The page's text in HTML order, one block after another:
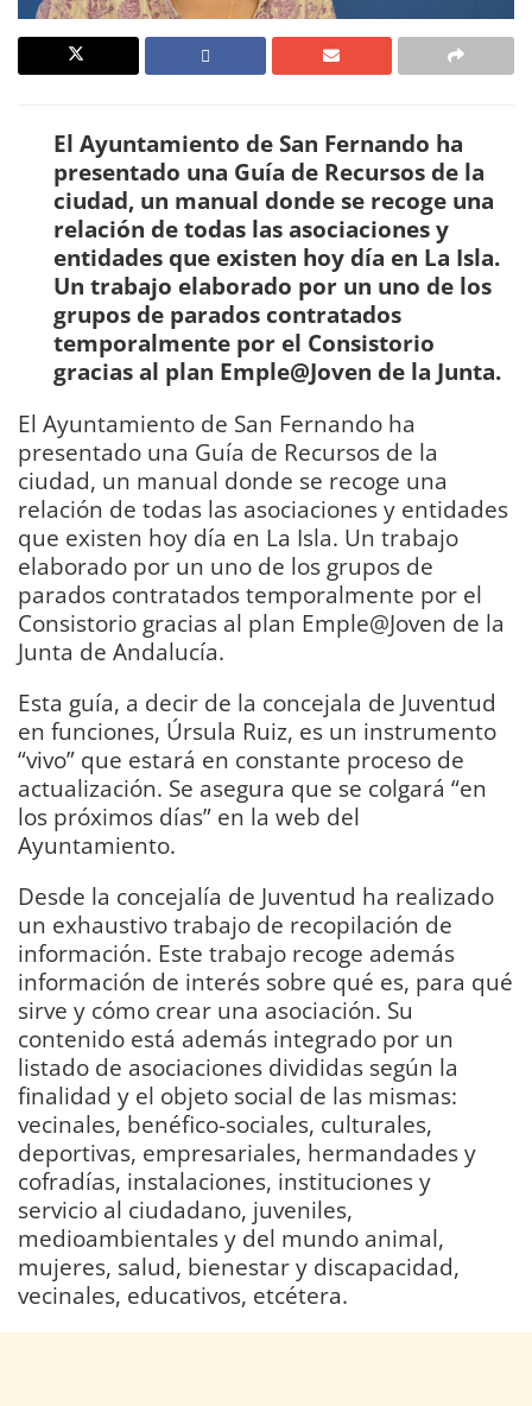
El Ayuntamiento de San Fernando ha
presentado una Guía de Recursos de la
ciudad, un manual donde se recoge una
relación de todas las asociaciones y
entidades que existen hoy día en La Isla.
Un trabajo elaborado por un uno de los
grupos de parados contratados
temporalmente por el Consistorio
gracias al plan Emple@Joven de la Junta.
El Ayuntamiento de San Fernando ha
presentado una Guía de Recursos de la
ciudad, un manual donde se recoge una
relación de todas las asociaciones y entidades
que existen hoy día en La Isla. Un trabajo
elaborado por un uno de los grupos de
parados contratados temporalmente por el
Consistorio gracias al plan Emple@Joven de la
Junta de Andalucía.
Esta guía, a decir de la concejala de Juventud
en funciones, Úrsula Ruiz, es un instrumento
“vivo” que estará en constante proceso de
actualización. Se asegura que se colgará “en
los próximos días” en la web del
Ayuntamiento.
Desde la concejalía de Juventud ha realizado
un exhaustivo trabajo de recopilación de
información. Este trabajo recoge además
información de interés sobre qué es, para qué
sirve y cómo crear una asociación. Su
contenido está además integrado por un
listado de asociaciones divididas según la
finalidad y el objeto social de las mismas:
vecinales, benéfico-sociales, culturales,
deportivas, empresariales, hermandades y
cofradías, instalaciones, instituciones y
servicio al ciudadano, juveniles,
medioambientales y del mundo animal,
mujeres, salud, bienestar y discapacidad,
vecinales, educativos, etcétera.